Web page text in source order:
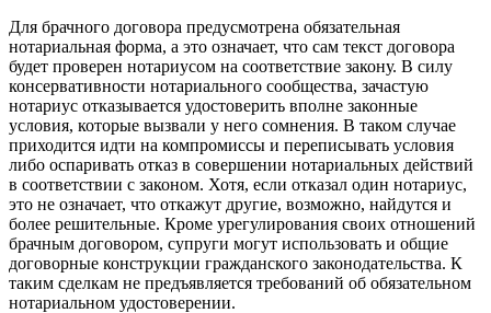
Для брачного договора предусмотрена обязательная
нотариальная форма, а это означает, что сам текст договора
будет проверен нотариусом на соответствие закону. В силу
консервативности нотариального сообщества, зачастую
нотариус отказывается удостоверить вполне законные
условия, которые вызвали у него сомнения. В таком случае
приходится идти на компромиссы и переписывать условия
либо оспаривать отказ в совершении нотариальных действий
в соответствии с законом. Хотя, если отказал один нотариус,
это не означает, что откажут другие, возможно, найдутся и
более решительные. Кроме урегулирования своих отношений
брачным договором, супруги могут использовать и общие
договорные конструкции гражданского законодательства. К
таким сделкам не предъявляется требований об обязательном
нотариальном удостоверении.